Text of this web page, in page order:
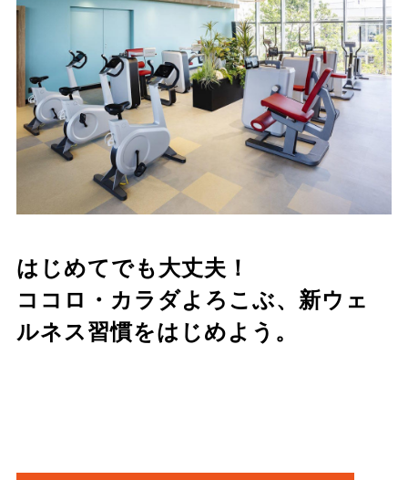
はじめてでも大丈夫！
ココロ・カラダよろこぶ、新ウェ
ルネス習慣をはじめよう。